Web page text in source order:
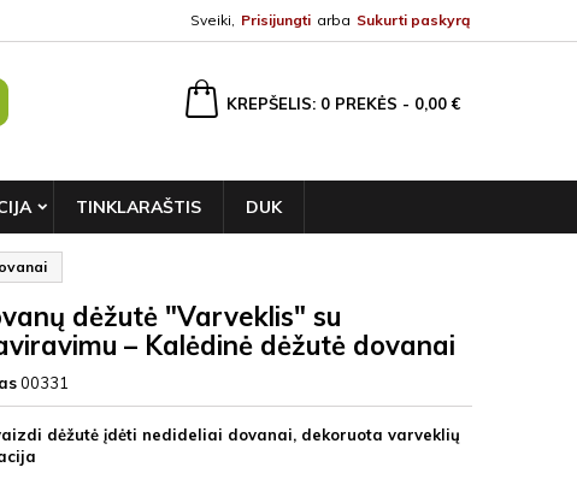
Sveiki, Prisijungti arba Sukurti paskyrą
KREPŠELIS 0 PREKĖS - 0,00 €
TINKLARAŠTIS DUK
dėžutė "Varveklis" su
– Kalėdinė dėžutė dovanai
00331
dėžutė įdėti nedideliai dovanai, dekoruota varveklių